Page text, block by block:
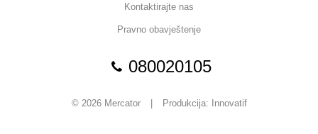
Kontaktirajte nas
Pravno obavještenje
080020105
© 2026 Mercator Produkcija: Innovatif